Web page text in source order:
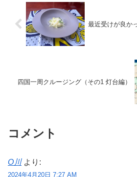
最近受けが良か
四国一周クルージング（その1 灯台編）
コメント
O川 より:
2024年4月20日 7:27 AM